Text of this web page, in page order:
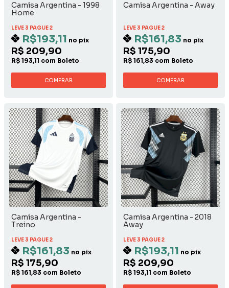
Camisa Argentina - 1998
Home
LEVE 3 PAGUE 2
R$193,11 no pix
R$ 209,90
R$ 193,11 com Boleto
COMPRAR
Camisa Argentina - Away
LEVE 3 PAGUE 2
R$161,83 no pix
R$ 175,90
R$ 161,83 com Boleto
COMPRAR
Camisa Argentina -
Treino
LEVE 3 PAGUE 2
R$161,83 no pix
R$ 175,90
R$ 161,83 com Boleto
Camisa Argentina - 2018
Away
LEVE 3 PAGUE 2
R$193,11 no pix
R$ 209,90
R$ 193,11 com Boleto